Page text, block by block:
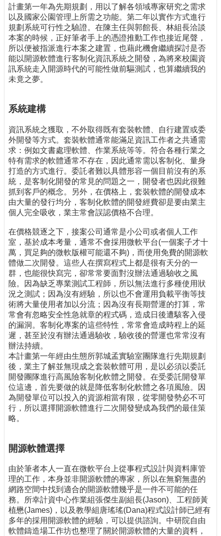
計畫第一年為先期規劃，用以了解各領域專家研究之需求
以及國家公園管理上所需之功能。第二年以實作方式進行
規劃系統可行性之驗證。在陳主任與郭館長、林組長洽談
本案的時候，正好筆者手上的憑證推動工作也接近尾聲，
所以便被指派進行本案之建置，也藉此機會繼續探討是否
能以開源軟體進行客制化資訊系統之開發，為將來校園資
訊系統走入開源時代的可能性做前驅測試，也算繼續我的
未竟之夢。
系統建構
資訊系統之獲取，不外取得既有套裝軟體、自行建置或委
外開發等方式。套裝軟體通常能滿足資訊工作者之共通需
求：例如文書處理軟體、作業系統等等。符合各種行業之
特有需求的軟體通常不存在，因此通常需以客制化、量身
打造的方式進行。委託者難以具體形容一個目前沒有的系
統，是客制化開發的常見的問題之一，開發者也因此很難
抓到客戶的概念。另外，在價格上，套裝軟體的開發成本
由大量的發行均分，客制化軟體的開發經費卻是要由業主
個人完全吸收，業主常會誤認價格不合理。
在價格競逐之下，接案公司通常是小公司或者個人工作
室，基於成本考量，通常不會採用微軟平台(一個案子才十
萬，買足夠的微軟版權可能還不夠)，而使用免費的開源軟
體做二次開發。這些人在撰寫程式上都是很有天分的一
群，也能很快寫完，卻常常要面對沒辦法通過驗收之風
險。因為缺乏專業測試工程師，所以無法進行多種使用狀
況之測試；因為沒有經驗，所以也不會運用負載平衡等技
術將大量使用者加以分流；因為沒有長期營運的打算，常
常會有忽略安全性急就章的程式碼，造成日後遭駭客入侵
的漏洞。客制化專案的這些特性，常常會造成時程上的延
遲，甚至於沒有辦法通過驗收，驗收後的營運也常常沒有
辦法持續。
本計畫第一年經由生態所郭城孟實驗室團隊進行先期規劃
後，業主了解並無現成之套裝軟體可用，是以必須以委託
開發團隊進行高風險客制化軟體之開發。在受委託開發單
位這邊，首先要做的就是降低客制化軟體之各項風險。因
為開發單位可以投入的資源相當有限，從零開發勢必不可
行，所以選擇開源軟體進行二次開發變成為我們的最佳策
略。
開源軟體選擇
由於筆者本人一直在微軟平台上從事程式設計與資料庫管
理的工作，本身並非開源軟體的專家，所以在無窮無盡的
網路空間中找到適合的開源軟體幾乎是一件不可能的任
務。所幸計資中心作業組張傑生副組長(Jason)、工程師黃
植懋(James)，以及教學組唐瑤瑤(Dana)程式設計師已經有
多年的採用開源軟體的經驗，可以提供諮詢。中研院自由
軟體鑄造場工作坊也整理了關於開源軟體的大量的資料，